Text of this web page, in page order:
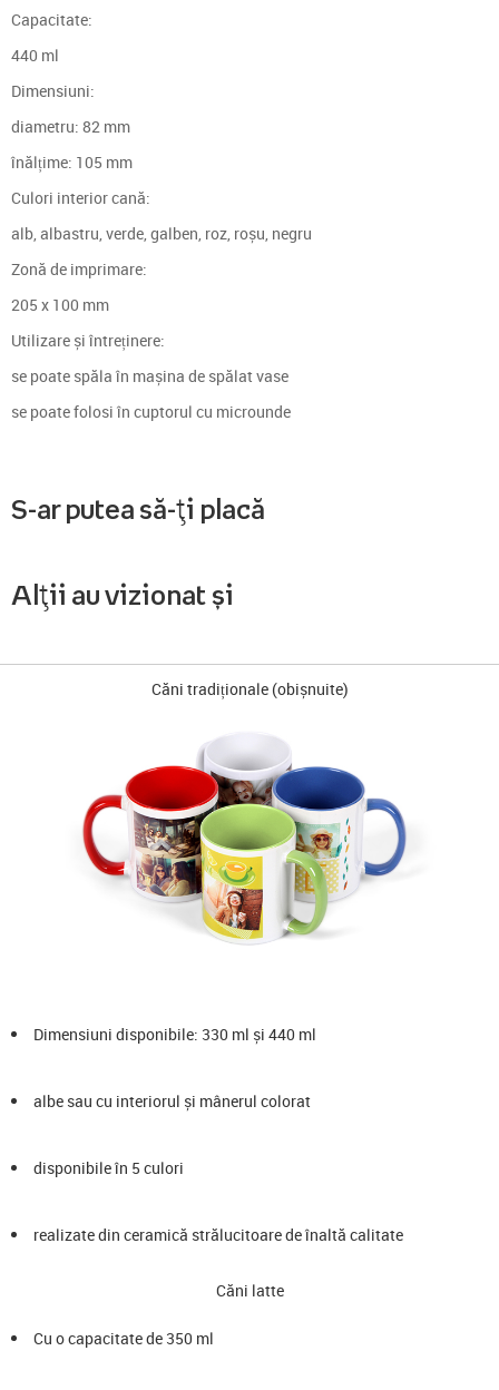
Capacitate:
440 ml
Dimensiuni:
diametru: 82 mm
înălțime: 105 mm
Culori interior cană:
alb, albastru, verde, galben, roz, roșu, negru
Zonă de imprimare:
205 x 100 mm
Utilizare și întreținere:
se poate spăla în mașina de spălat vase
se poate folosi în cuptorul cu microunde
S-ar putea să-ți placă
Alții au vizionat și
Căni tradiționale (obișnuite)
Dimensiuni disponibile: 330 ml și 440 ml
albe sau cu interiorul și mânerul colorat
disponibile în 5 culori
realizate din ceramică strălucitoare de înaltă calitate
Căni latte
Cu o capacitate de 350 ml